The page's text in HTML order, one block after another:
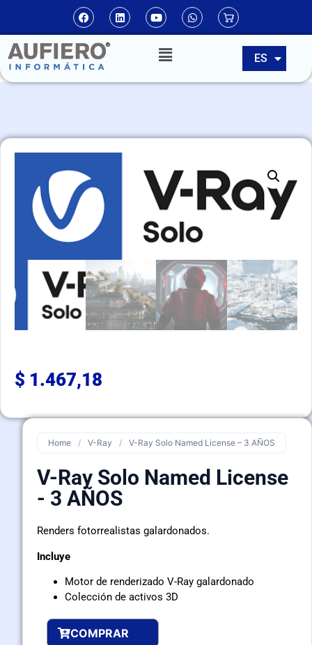
ES
EN
PT
$ 1.467,18
Home / V-Ray / V-Ray Solo Named License – 3 AÑOS
V-Ray Solo Named License
- 3 AÑOS
Renders fotorrealistas galardonados.
Incluye
Motor de renderizado V-Ray galardonado
Colección de activos 3D
COMPRAR